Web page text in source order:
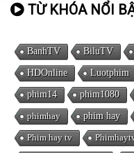
TỪ KHÓA NỔI
BanhTV BiluTV
HDOnline Luotphim
phim14 phim1080
phimhay phim hay
Phim hay tv